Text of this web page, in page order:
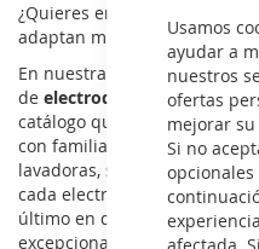
Usamos
ayudar a
nuestros
ofertas
mejorar
Si no
opcionales
¿Quieres encontrar los
adaptan mejor a tus
En nuestra tienda online
de electrodomésticos ONWA
catálogo que aborda las
con familias como hornos,
lavadoras, secadoras… Dentro
cada electrodoméstico
último en diseño, garantía
excepcionales.